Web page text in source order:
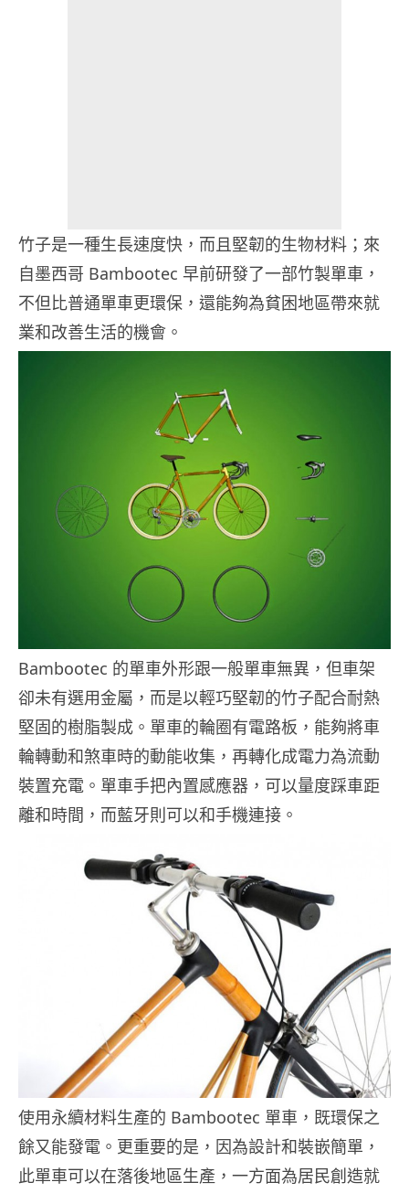
竹子是一種生長速度快，而且堅韌的生物材料；來
自墨西哥 Bambootec 早前研發了一部竹製單車，
不但比普通單車更環保，還能夠為貧困地區帶來就
業和改善生活的機會。
Bambootec 的單車外形跟一般單車無異，但車架
卻未有選用金屬，而是以輕巧堅韌的竹子配合耐熱
堅固的樹脂製成。單車的輪圈有電路板，能夠將車
輪轉動和煞車時的動能收集，再轉化成電力為流動
裝置充電。單車手把內置感應器，可以量度踩車距
離和時間，而藍牙則可以和手機連接。
使用永續材料生產的 Bambootec 單車，既環保之
餘又能發電。更重要的是，因為設計和裝嵌簡單，
此單車可以在落後地區生產，一方面為居民創造就